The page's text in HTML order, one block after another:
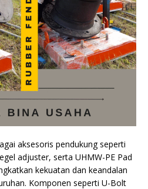
aksesoris pendukung seperti
adjuster, serta UHMW-PE Pad
kekuatan dan keandalan
Komponen seperti U-Bolt